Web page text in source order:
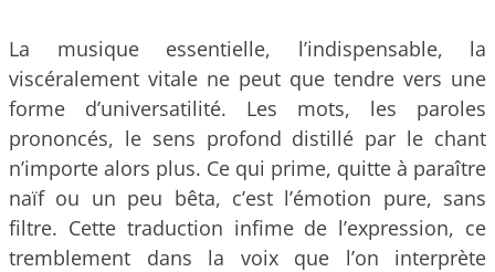
La musique essentielle, l’indispensable, la
viscéralement vitale ne peut que tendre vers une
forme d’universatilité. Les mots, les paroles
prononcés, le sens profond distillé par le chant
n’importe alors plus. Ce qui prime, quitte à paraître
naïf ou un peu bêta, c’est l’émotion pure, sans
filtre. Cette traduction infime de l’expression, ce
tremblement dans la voix que l’on interprète